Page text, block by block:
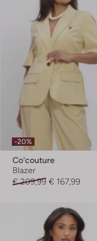
-20%
Co'couture
Blazer
€ 209,99 € 167,99